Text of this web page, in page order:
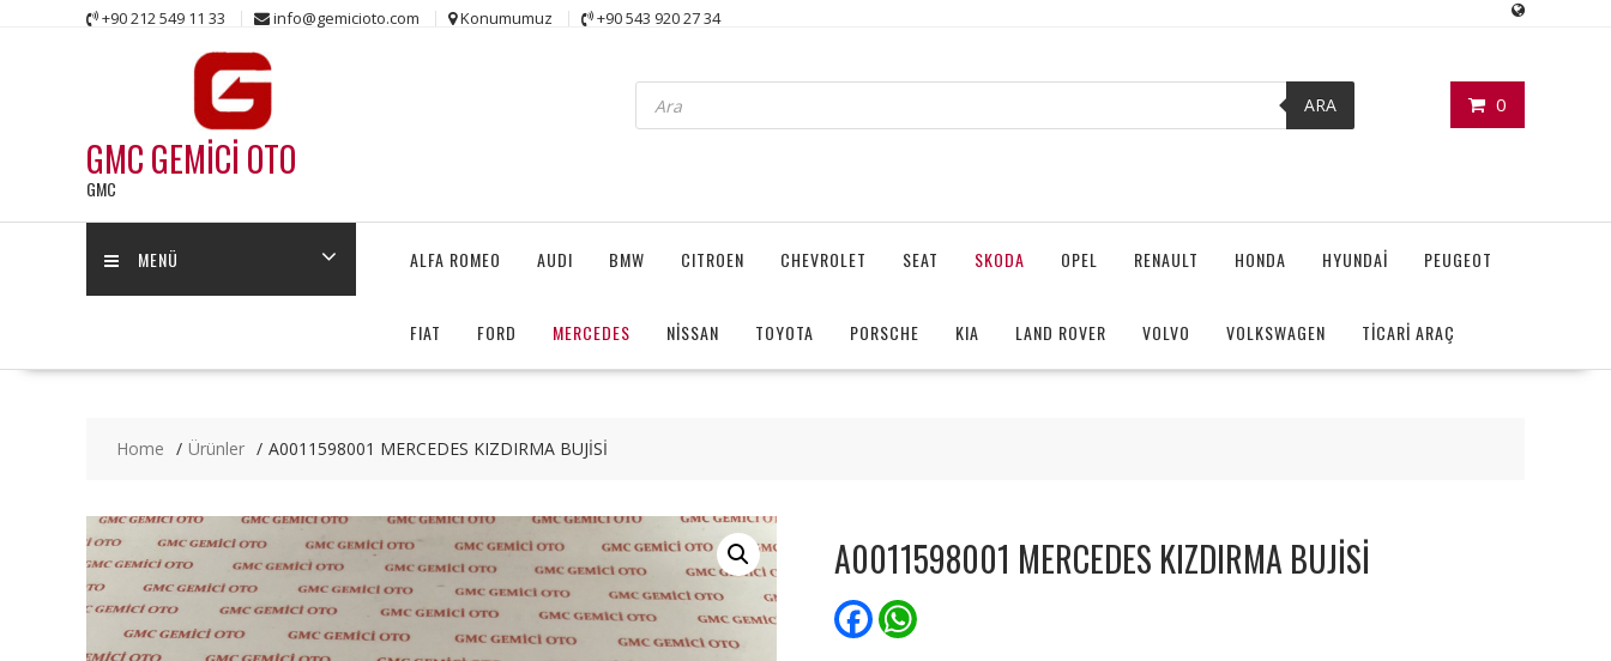
+90 212 549 11 33 info@gemicioto.com Konumumuz +90 543 920 27 34
GMC GEMİCİ OTO
GMC
0
Products
search ARA
MENÜ ALFA ROMEO AUDI BMW CITROEN CHEVROLET SEAT SKODA OPEL RENAULT HONDA HYUNDAİ PEUGEOT
FIAT FORD MERCEDES NİSSAN TOYOTA PORSCHE KIA LAND ROVER VOLVO VOLKSWAGEN TİCARİ ARAÇ
Home Ürünler A0011598001 MERCEDES KIZDIRMA BUJİSİ
A0011598001 MERCEDES KIZDIRMA BUJİSİ
F
a